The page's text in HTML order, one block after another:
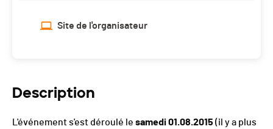
Site de l'organisateur
Description
L'événement s'est déroulé le samedi 01.08.2015 (il y a plus